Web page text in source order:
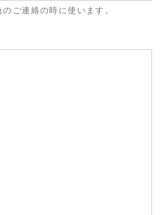
ご連絡の時に使います。